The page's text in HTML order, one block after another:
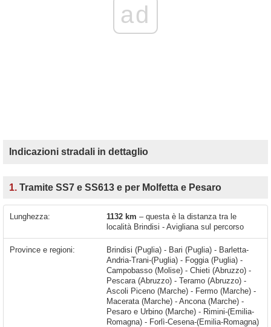
ad
Indicazioni stradali in dettaglio
1. Tramite SS7 e SS613 e per Molfetta e Pesaro
Lunghezza: 1132 km – questa è la distanza tra le
località Brindisi - Avigliana sul percorso
Province e regioni:
Brindisi (Puglia) - Bari (Puglia) - Barletta-
Andria-Trani-(Puglia) - Foggia (Puglia) -
Campobasso (Molise) - Chieti (Abruzzo) -
Pescara (Abruzzo) - Teramo (Abruzzo) -
Ascoli Piceno (Marche) - Fermo (Marche) -
Macerata (Marche) - Ancona (Marche) -
Pesaro e Urbino (Marche) - Rimini-(Emilia-
Romagna) - Forlì-Cesena-(Emilia-Romagna)